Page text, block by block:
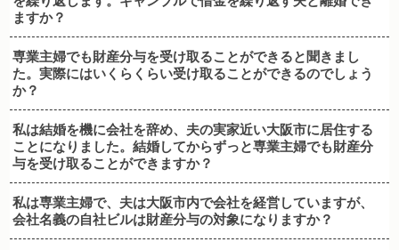
ますか？
専業主婦でも財産分与を受け取ることができると聞きまし
た。実際にはいくらくらい受け取ることができるのでしょう
か？
私は結婚を機に会社を辞め、夫の実家近い大阪市に居住する
ことになりました。結婚してからずっと専業主婦でも財産分
与を受け取ることができますか？
私は専業主婦で、夫は大阪市内で会社を経営していますが、
会社名義の自社ビルは財産分与の対象になりますか？